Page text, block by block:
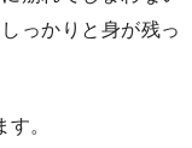
っかりと身が残っ
。